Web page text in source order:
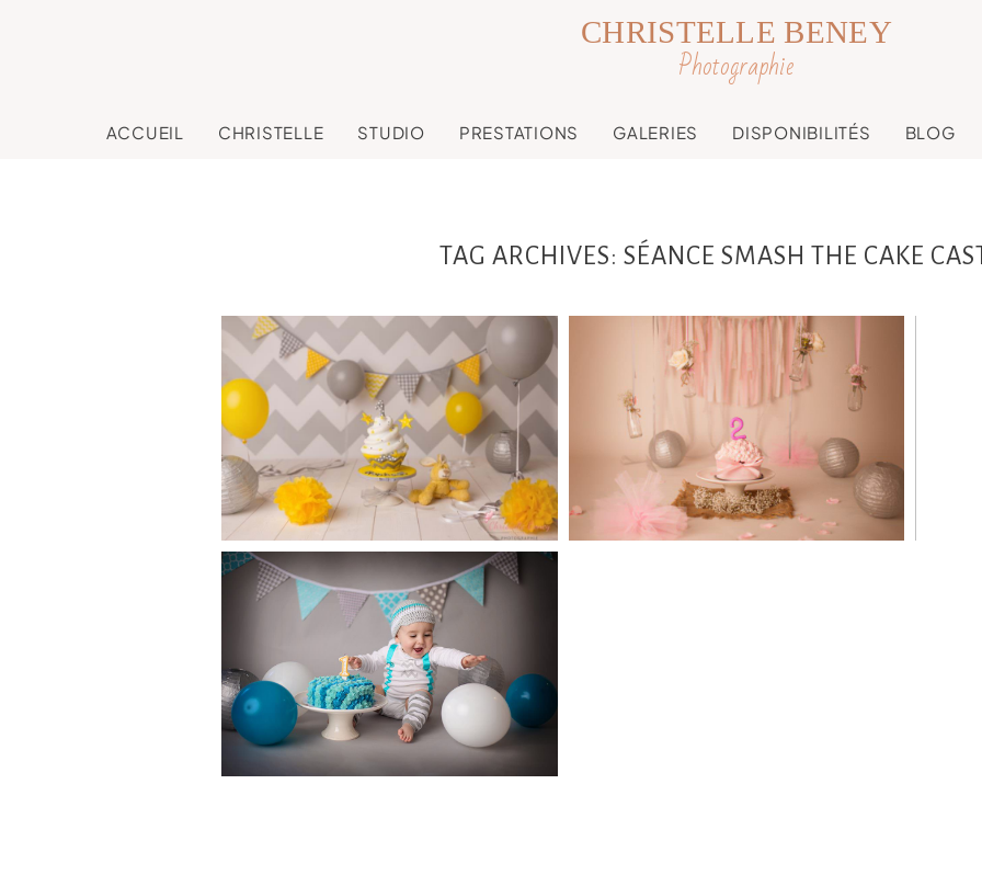
Photographie
CHRISTELLE BENEY
ACCUEIL CHRISTELLE STUDIO PRESTATIONS GALERIES DISPONIBILITÉS BLOG
TAG ARCHIVES: SÉANCE SMASH THE CAKE
Raphaël, séance
anniversaire, smash
the cake Toulouse,
Castres, Revel
Emma, 2 ans ,séance
anniversaire studio
Téo, séance
anniversaire, 1 an en
studio Revel, Castres,
Toulouse